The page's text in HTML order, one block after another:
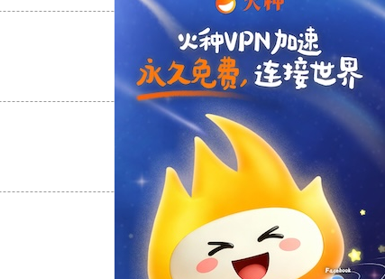
支持[0] 反对[0]
支持[0] 反对[0]